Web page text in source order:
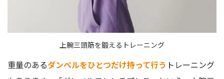
上腕三頭筋を鍛えるトレーニング
重量のあるダンベルをひとつだけ持って行う トレーニング